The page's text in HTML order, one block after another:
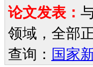
论文发表：
领域，全部
查询： 国家